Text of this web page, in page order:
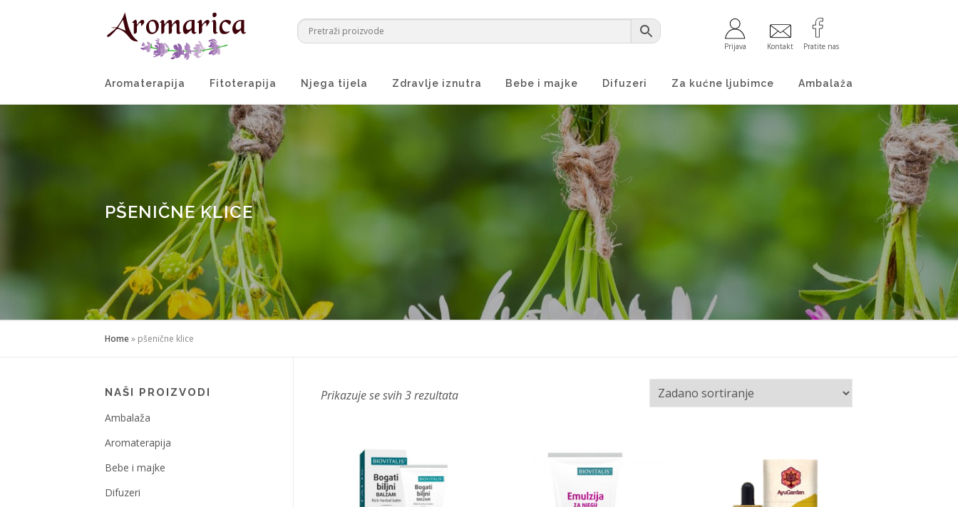
Prijava Kontakt Pratite nas
Aromaterapija Fitoterapija Njega tijela Zdravlje iznutra Bebe i majke Difuzeri Za kućne ljubimce Ambalaža
PŠENIČNE KLICE
Home» pšenične klice
Prikazuje se svih 3 rezultata
NAŠI PROIZVODI
Ambalaža
Aromaterapija
Bebe i majke
Difuzeri